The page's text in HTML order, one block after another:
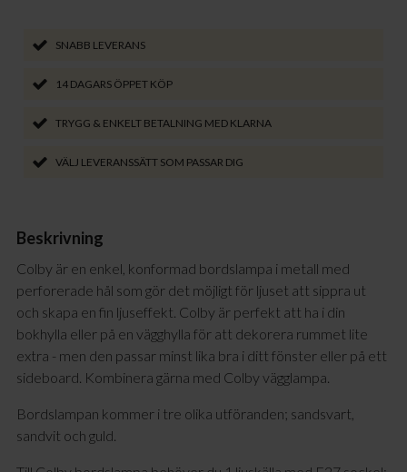
SNABB LEVERANS
14 DAGARS ÖPPET KÖP
TRYGG & ENKELT BETALNING MED KLARNA
VÄLJ LEVERANSSÄTT SOM PASSAR DIG
Beskrivning
Colby är en enkel, konformad bordslampa i metall med
perforerade hål som gör det möjligt för ljuset att sippra ut
och skapa en fin ljuseffekt. Colby är perfekt att ha i din
bokhylla eller på en vägghylla för att dekorera rummet lite
extra - men den passar minst lika bra i ditt fönster eller på ett
sideboard. Kombinera gärna med Colby vägglampa.
Bordslampan kommer i tre olika utföranden; sandsvart,
sandvit och guld.